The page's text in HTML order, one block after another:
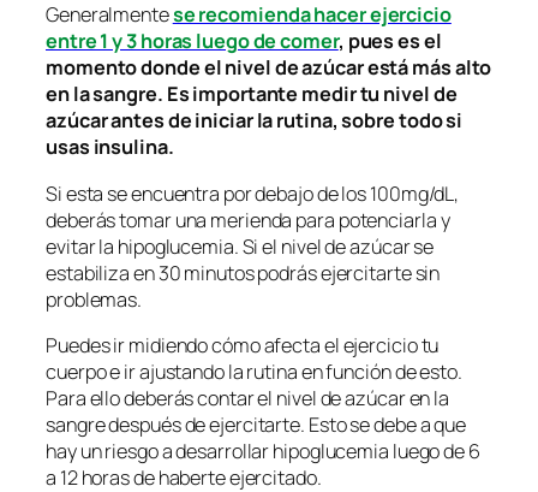
Generalmentese recomienda hacer ejercicio
entre 1 y 3 horas luego de comer, pues es el
momento donde el nivel de azúcar está más alto
en la sangre. Es importante medir tu nivel de
azúcar antes de iniciar la rutina, sobre todo si
usas insulina.
Si esta se encuentra por debajo de los 100mg/dL,
deberás tomar una merienda para potenciarla y
evitar la hipoglucemia. Si el nivel de azúcar se
estabiliza en 30 minutos podrás ejercitarte sin
problemas.
Puedes ir midiendo cómo afecta el ejercicio tu
cuerpo e ir ajustando la rutina en función de esto.
Para ello deberás contar el nivel de azúcar en la
sangre después de ejercitarte. Esto se debe a que
hay un riesgo a desarrollar hipoglucemia luego de 6
a 12 horas de haberte ejercitado.